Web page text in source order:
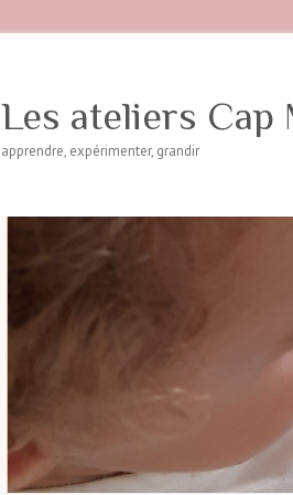
Les ateliers Cap
apprendre, expérimenter, grandir